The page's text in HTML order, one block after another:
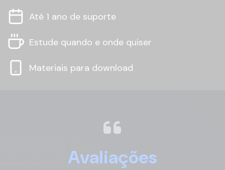
Até 1 ano de suporte
Estude quando e onde quiser
Materiais para download
Avaliações